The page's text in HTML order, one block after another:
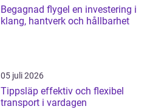
Begagnad flygel en investering i
klang, hantverk och hållbarhet
05 juli 2026
Tippsläp effektiv och flexibel
transport i vardagen